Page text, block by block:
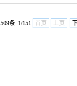
条 1/151 首页 上页